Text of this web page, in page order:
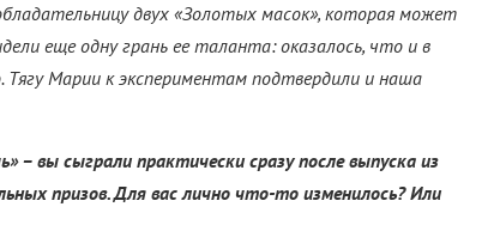
двух «Золотых масок», которая может
еще одну грань ее таланта: оказалось, что и в
Марии к экспериментам подтвердили и наша
– вы сыграли практически сразу после выпуска из
призов. Для вас лично что-то изменилось? Или